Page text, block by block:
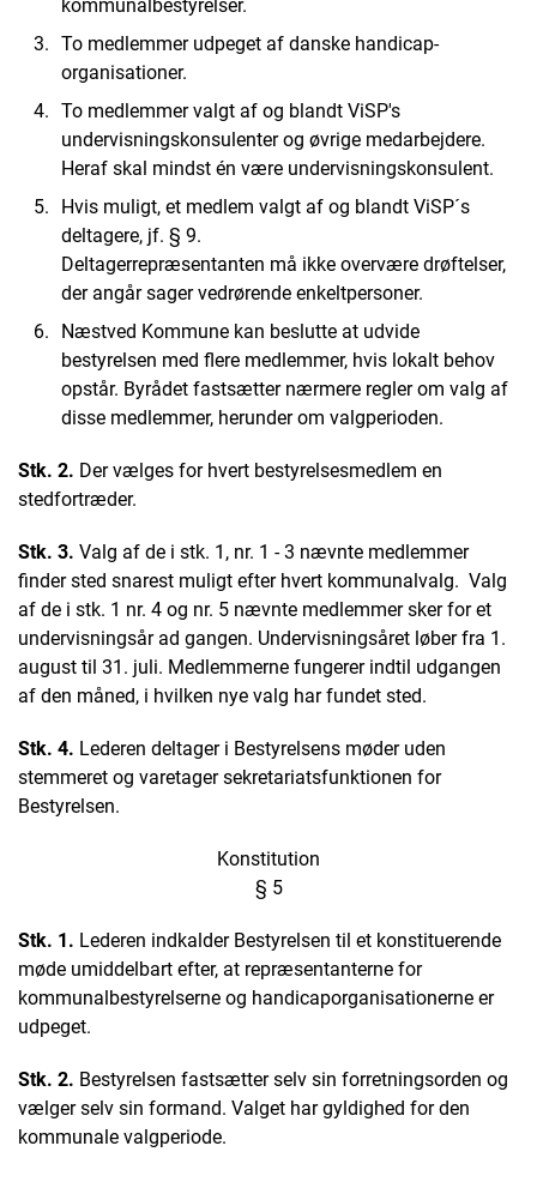
kommunalbestyrelser.
To medlemmer udpeget af danske handicap-
organisationer.
To medlemmer valgt af og blandt ViSP's
undervisningskonsulenter og øvrige medarbejdere.
Heraf skal mindst én være undervisningskonsulent.
Hvis muligt, et medlem valgt af og blandt ViSP´s
deltagere, jf. § 9.
Deltagerrepræsentanten må ikke overvære drøftelser,
der angår sager vedrørende enkeltpersoner.
Næstved Kommune kan beslutte at udvide
bestyrelsen med flere medlemmer, hvis lokalt behov
opstår. Byrådet fastsætter nærmere regler om valg af
disse medlemmer, herunder om valgperioden.
Stk. 2. Der vælges for hvert bestyrelsesmedlem en
stedfortræder.
Stk. 3. Valg af de i stk. 1, nr. 1 - 3 nævnte medlemmer
finder sted snarest muligt efter hvert kommunalvalg. Valg
af de i stk. 1 nr. 4 og nr. 5 nævnte medlemmer sker for et
undervisningsår ad gangen. Undervisningsåret løber fra 1.
august til 31. juli. Medlemmerne fungerer indtil udgangen
af den måned, i hvilken nye valg har fundet sted.
Stk. 4. Lederen deltager i Bestyrelsens møder uden
stemmeret og varetager sekretariatsfunktionen for
Bestyrelsen.
Konstitution
§ 5
Stk. 1. Lederen indkalder Bestyrelsen til et konstituerende
møde umiddelbart efter, at repræsentanterne for
kommunalbestyrelserne og handicaporganisationerne er
udpeget.
Stk. 2. Bestyrelsen fastsætter selv sin forretningsorden og
vælger selv sin formand. Valget har gyldighed for den
kommunale valgperiode.